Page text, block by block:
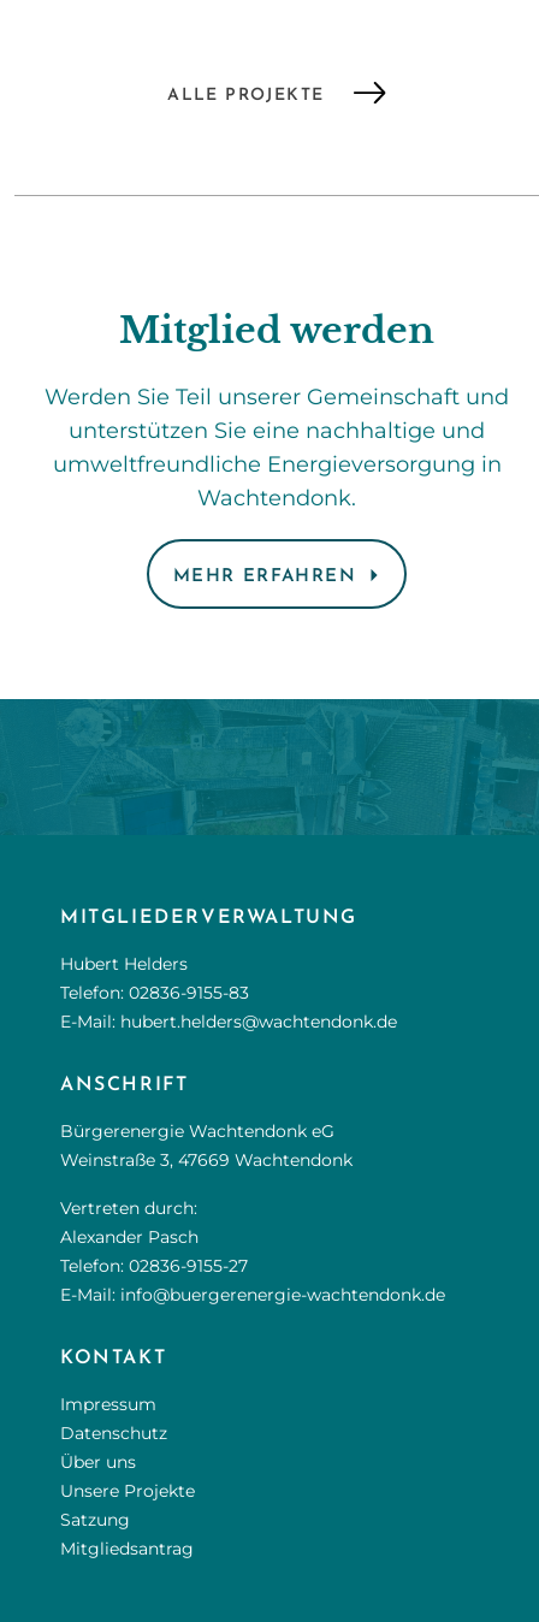
ALLE PROJEKTE
Mitglied werden
Werden Sie Teil unserer Gemeinschaft und
unterstützen Sie eine nachhaltige und
umweltfreundliche Energieversorgung in
Wachtendonk.
MEHR ERFAHREN
MITGLIEDERVERWALTUNG
Hubert Helders
Telefon: 02836-9155-83
E-Mail: hubert.helders@wachtendonk.de
ANSCHRIFT
Bürgerenergie Wachtendonk eG
Weinstraße 3, 47669 Wachtendonk
Vertreten durch:
Alexander Pasch
Telefon: 02836-9155-27
E-Mail: info@buergerenergie-wachtendonk.de
KONTAKT
Impressum
Datenschutz
Über uns
Unsere Projekte
Satzung
Mitgliedsantrag